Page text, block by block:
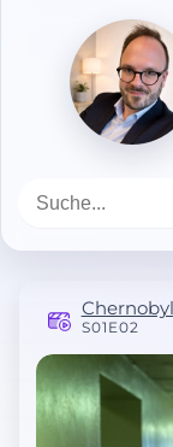
Chernobyl
S01E02